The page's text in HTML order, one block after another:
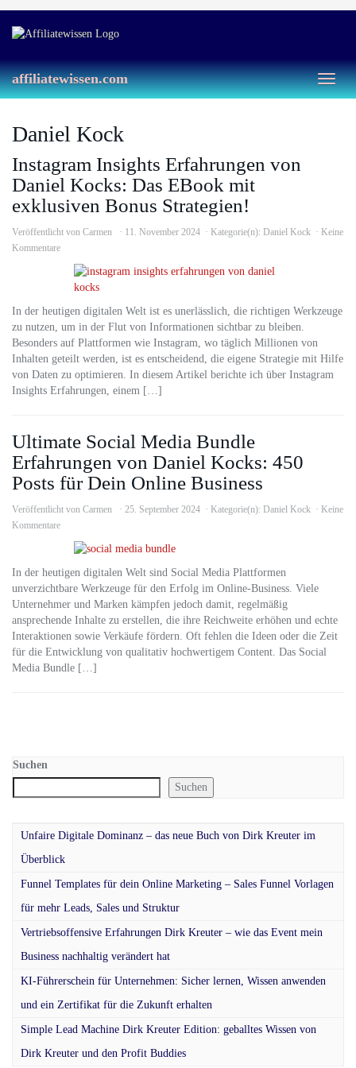
main
Toggle
affiliatewissen.com
Daniel Kock
Instagram Insights Erfahrungen von
Daniel Kocks: Das EBook mit
exklusiven Bonus Strategien!
Veröffentlicht von Carmen 11. November 2024 Kategorie(n): Daniel Kock
Keine
Kommentare
In der heutigen digitalen Welt ist es unerlässlich, die richtigen Werkzeuge
zu nutzen, um in der Flut von Informationen sichtbar zu bleiben.
Besonders auf Plattformen wie Instagram, wo täglich Millionen von
Inhalten geteilt werden, ist es entscheidend, die eigene Strategie mit Hilfe
von Daten zu optimieren. In diesem Artikel berichte ich über Instagram
Insights Erfahrungen, einem […]
Ultimate Social Media Bundle
Erfahrungen von Daniel Kocks: 450
Posts für Dein Online Business
Veröffentlicht von Carmen 25. September 2024 Kategorie(n): Daniel Kock
Keine
Kommentare
In der heutigen digitalen Welt sind Social Media Plattformen
unverzichtbare Werkzeuge für den Erfolg im Online-Business. Viele
Unternehmer und Marken kämpfen jedoch damit, regelmäßig
ansprechende Inhalte zu erstellen, die ihre Reichweite erhöhen und echte
Interaktionen sowie Verkäufe fördern. Oft fehlen die Ideen oder die Zeit
für die Entwicklung von qualitativ hochwertigem Content. Das Social
Media Bundle […]
Suchen
Suchen
Unfaire Digitale Dominanz – das neue Buch von Dirk Kreuter im
Überblick
Funnel Templates für dein Online Marketing – Sales Funnel Vorlagen
für mehr Leads, Sales und Struktur
Vertriebsoffensive Erfahrungen Dirk Kreuter – wie das Event mein
Business nachhaltig verändert hat
KI-Führerschein für Unternehmen: Sicher lernen, Wissen anwenden
und ein Zertifikat für die Zukunft erhalten
Simple Lead Machine Dirk Kreuter Edition: geballtes Wissen von
Dirk Kreuter und den Profit Buddies